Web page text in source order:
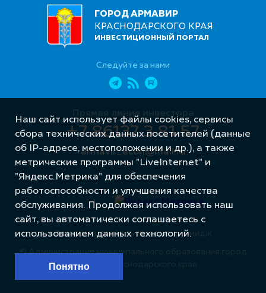
ГОРОД АРМАВИР
КРАСНОДАРСКОГО КРАЯ
ИНВЕСТИЦИОННЫЙ ПОРТАЛ
Следуйте за нами
Прямая линия инвестора
+7 86137 3 81 57
armavir_econ@mail.ru
© Администрация муниципального образования город
Армавир Краснодарского края
Разработка сайта – Интернет-Имидж
Наш сайт использует файлы cookies, сервисы
сбора технических данных посетителей (данные
об IP-адресе, местоположении и др.), а также
метрические программы "LiveInternet" и
"Яндекс.Метрика" для обеспечения
работоспособности и улучшения качества
обслуживания. Продолжая использовать наш
сайт, вы автоматически соглашаетесь с
использованием данных технологий.
Понятно